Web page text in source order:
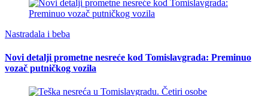
Nastradala i beba
Novi detalji prometne nesreće kod Tomislavgrada: Preminuo
vozač putničkog vozila